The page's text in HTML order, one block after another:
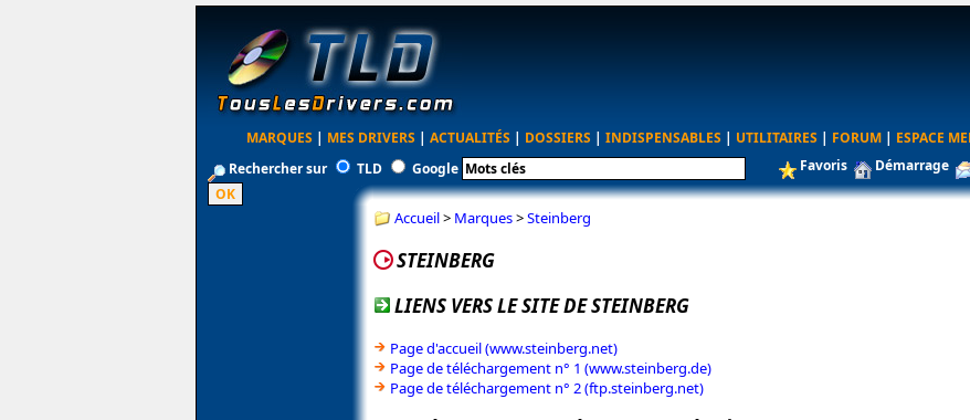
MARQUES | MES DRIVERS | ACTUALITÉS | DOSSIERS | INDISPENSABLES | UTILITAIRES | FORUM | ESPACE
Rechercher sur
TLD Google Favoris Démarrage
Accueil> Marques>Steinberg
STEINBERG
LIENS VERS LE SITE DE STEINBERG
Page d'accueil (www.steinberg.net)
Page de téléchargement n° 1 (www.steinberg.de)
Page de téléchargement n° 2 (ftp.steinberg.net)